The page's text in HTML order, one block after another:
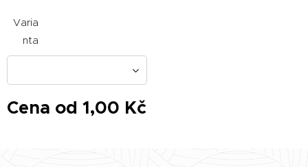
Varia
nta
Cena od 1,00 Kč